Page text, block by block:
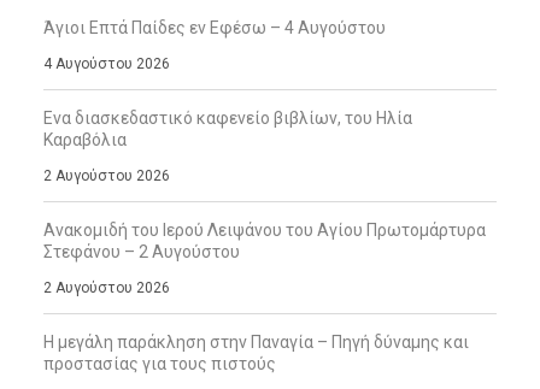
Άγιοι Επτά Παίδες εν Εφέσω – 4 Αυγούστου
4 Αυγούστου 2026
Ενα διασκεδαστικό καφενείο βιβλίων, του Ηλία
Καραβόλια
2 Αυγούστου 2026
Ανακομιδή του Ιερού Λειψάνου του Αγίου Πρωτομάρτυρα
Στεφάνου – 2 Αυγούστου
2 Αυγούστου 2026
Η μεγάλη παράκληση στην Παναγία – Πηγή δύναμης και
προστασίας για τους πιστούς